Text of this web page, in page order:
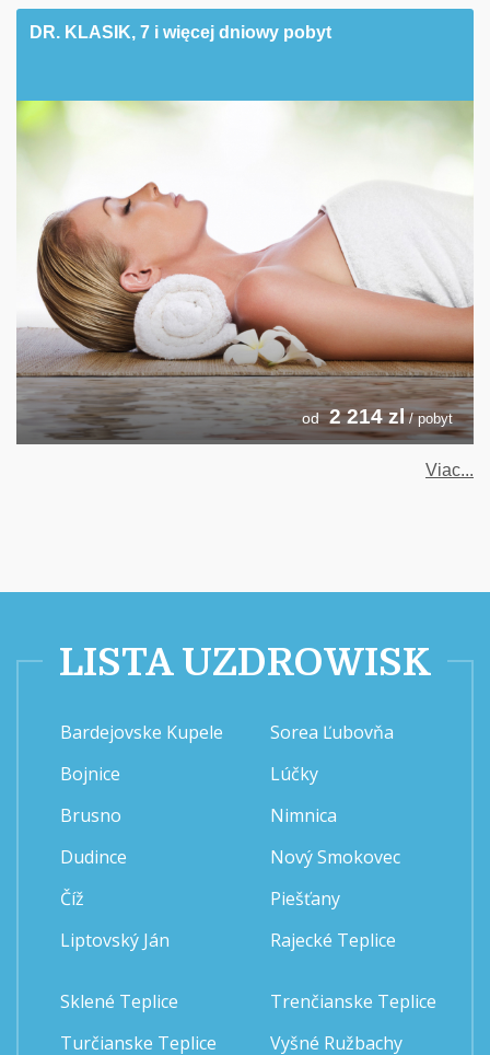
DR. KLASIK, 7 i więcej dniowy pobyt
od 2 214zl / pobyt
Viac...
LISTA UZDROWISK
Bardejovske Kupele
Bojnice
Brusno
Dudince
Číž
Liptovský Ján
Sorea Ľubovňa
Lúčky
Nimnica
Nový Smokovec
Piešťany
Rajecké Teplice
Sklené Teplice
Turčianske Teplice
Trenčianske Teplice
Vyšné Ružbachy